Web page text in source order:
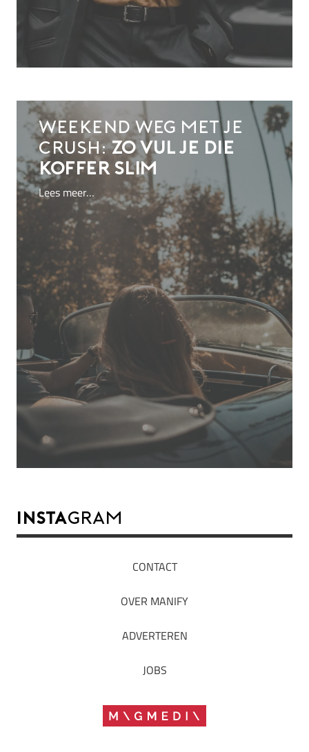
Weekend weg met je
crush:zo vul je die
koffer slim
Lees meer…
INSTAGRAM
CONTACT
OVER MANIFY
ADVERTEREN
JOBS